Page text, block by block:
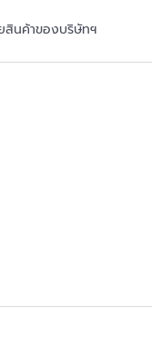
สินค้าของบริษัทฯ